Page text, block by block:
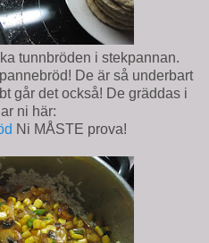
tunnbröden i stekpannan.
De är så underbart
går det också! De gräddas i
ni här:
Ni MÅSTE prova!